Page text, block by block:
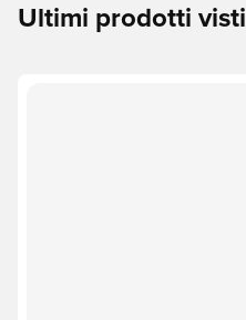
Ultimi prodotti visti